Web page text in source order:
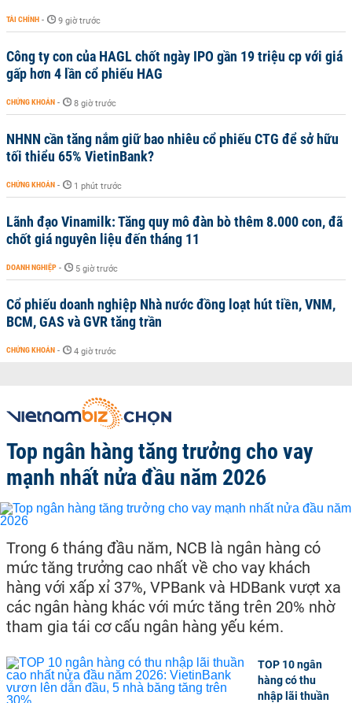
TÀI CHÍNH - 9 giờ trước
Công ty con của HAGL chốt ngày IPO gần 19 triệu cp với giá
gấp hơn 4 lần cổ phiếu HAG
CHỨNG KHOÁN - 8 giờ trước
NHNN cần tăng nắm giữ bao nhiêu cổ phiếu CTG để sở hữu
tối thiểu 65% VietinBank?
CHỨNG KHOÁN - 1 phút trước
Lãnh đạo Vinamilk: Tăng quy mô đàn bò thêm 8.000 con, đã
chốt giá nguyên liệu đến tháng 11
DOANH NGHIỆP - 5 giờ trước
Cổ phiếu doanh nghiệp Nhà nước đồng loạt hút tiền, VNM,
BCM, GAS và GVR tăng trần
CHỨNG KHOÁN - 4 giờ trước
Top ngân hàng tăng trưởng cho vay
mạnh nhất nửa đầu năm 2026
Trong 6 tháng đầu năm, NCB là ngân hàng có
mức tăng trưởng cao nhất về cho vay khách
hàng với xấp xỉ 37%, VPBank và HDBank vượt xa
các ngân hàng khác với mức tăng trên 20% nhờ
tham gia tái cơ cấu ngân hàng yếu kém.
TOP 10 ngân
hàng có thu
nhập lãi thuần